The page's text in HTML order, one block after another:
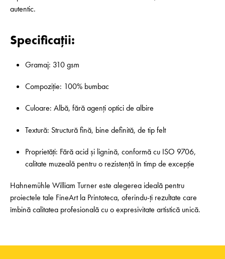
autentic.
Specificații:
Gramaj: 310 gsm
Compoziție: 100% bumbac
Culoare: Albă, fără agenți optici de albire
Textură: Structură fină, bine definită, de tip felt
Proprietăți: Fără acid și lignină, conformă cu ISO 9706,
calitate muzeală pentru o rezistență în timp de excepție
Hahnemühle William Turner este alegerea ideală pentru
proiectele tale FineArt la Printoteca, oferindu-ți rezultate care
îmbină calitatea profesională cu o expresivitate artistică unică.